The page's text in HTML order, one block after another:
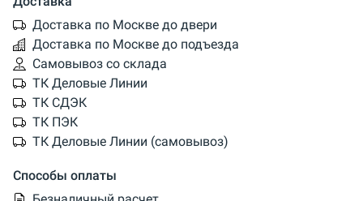
Доставка по Москве до двери
Доставка по Москве до подъезда
Самовывоз со склада
ТК Деловые Линии
ТК СДЭК
ТК ПЭК
ТК Деловые Линии (самовывоз)
Способы оплаты